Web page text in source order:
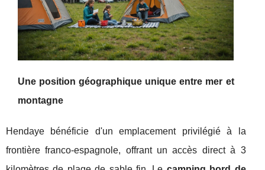
Une position géographique unique entre mer et
montagne
Hendaye bénéficie d'un emplacement privilégié à la
frontière franco-espagnole, offrant un accès direct à 3